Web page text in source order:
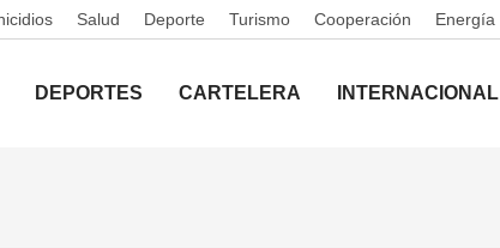
Salud Deporte Turismo Cooperación Energía
DEPORTES CARTELERA INTERNACIONAL